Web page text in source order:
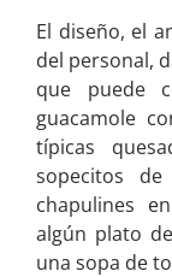
El diseño, el
del personal,
que puede
guacamole
típicas
sopecitos
chapulines
algún plato
una sopa de